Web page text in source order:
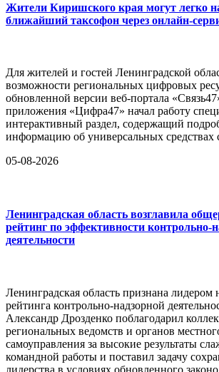
Жители Киришского края могут легко
ближайший таксофон через онлайн-
Для жителей и гостей Ленинградской
возможности региональных цифровых
обновленной версии веб-портала
приложения «Цифра47» начал работу
интерактивный раздел, содержащий
информацию об универсальных средствах
05-08-2026
Ленинградская область возглавила
рейтинг по эффективности контрольно-
деятельности
Ленинградская область признана лидером
рейтинга контрольно-надзорной
Александр Дрозденко поблагодарил
региональных ведомств и органов
самоуправления за высокие результаты
командной работы и поставил задачу
лидерства в условиях обновленного